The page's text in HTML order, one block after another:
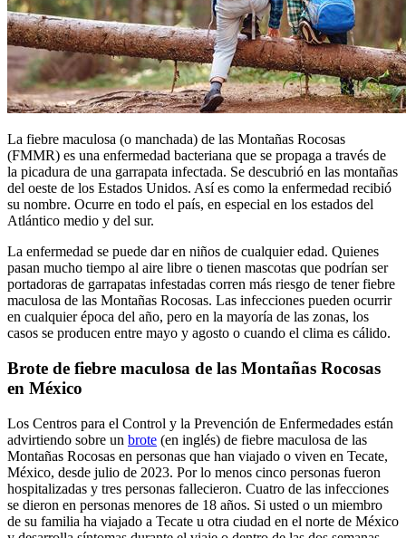
La fiebre maculosa (o manchada) de las Montañas Rocosas
(FMMR) es una enfermedad bacteriana que se propaga a través de
la picadura de una garrapata infectada. Se descubrió en las montañas
del oeste de los Estados Unidos. Así es como la enfermedad recibió
su nombre. Ocurre en todo el país, en especial en los estados del
Atlántico medio y del sur.
La enfermedad se puede dar en niños de cualquier edad. Quienes
pasan mucho tiempo al aire libre o tienen mascotas que podrían ser
portadoras de garrapatas infestadas corren más riesgo de tener fiebre
maculosa de las Montañas Rocosas. Las infecciones pueden ocurrir
en cualquier época del año, pero en la mayoría de las zonas, los
casos se producen entre mayo y agosto o cuando el clima es cálido.
Brote de fiebre maculosa de las Montañas Rocosas
en México
Los Centros para el Control y la Prevención de Enfermedades están
advirtiendo sobre un brote (en inglés) de fiebre maculosa de las
Montañas Rocosas en personas que han viajado o viven en Tecate,
México, desde julio de 2023. Por lo menos cinco personas fueron
hospitalizadas y tres personas fallecieron. Cuatro de las infecciones
se dieron en personas menores de 18 años. Si usted o un miembro
de su familia ha viajado a Tecate u otra ciudad en el norte de México